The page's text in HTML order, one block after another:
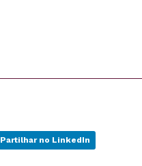
Partilhar no LinkedIn